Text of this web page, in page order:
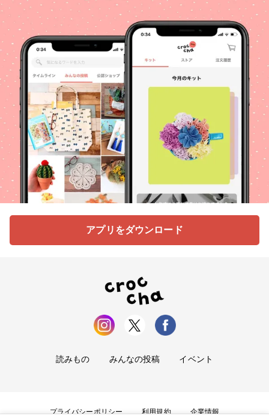
アプリをダウンロード
読みもの みんなの投稿 イベント
プライバシーポリシー 利用規約 企業情報